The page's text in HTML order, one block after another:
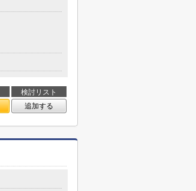
検討リスト
追加する